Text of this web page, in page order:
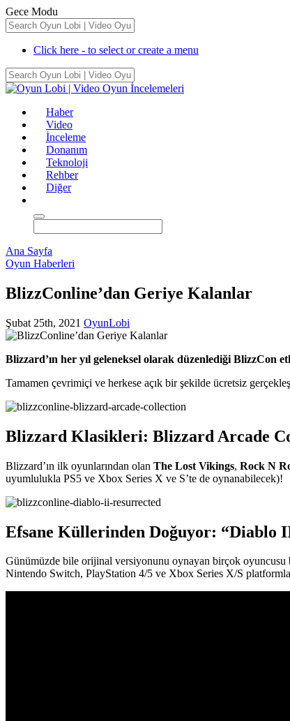
Gece Modu
Click here - to select or create a menu
Haber
Video
İnceleme
Donanım
Teknoloji
Rehber
Diğer
Ana Sayfa
Oyun Haberleri
BlizzConline’dan Geriye Kalanlar
Şubat 25th, 2021 OyunLobi
Blizzard’ın her yıl geleneksel olarak düzenlediği BlizzCon
Tamamen çevrimiçi ve herkese açık bir şekilde ücretsiz
Blizzard Klasikleri: Blizzard Arcade
Blizzard’ın ilk oyunlarından olan The Lost Vikings, Rock N
uyumlulukla PS5 ve Xbox Series X ve S’te de oynanabilecek)!
Efsane Küllerinden Doğuyor: “Diablo
Günümüzde bile orijinal versiyonunu oynayan birçok oyuncusu
Nintendo Switch, PlayStation 4/5 ve Xbox Series X/S